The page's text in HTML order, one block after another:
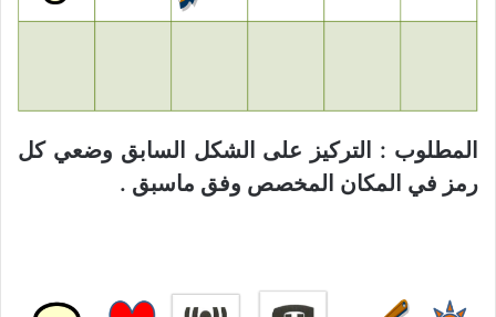
المطلوب : التركيز على الشكل السابق وضعي كل
رمز في المكان المخصص وفق ماسبق .